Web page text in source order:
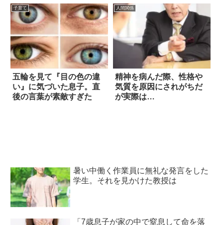
子育て
五輪を見て『目の色の違
い』に気づいた息子。直
後の言葉が素敵すぎた
人間関係
精神を病んだ際、性格や
気質を原因にされがちだ
が実際は…
暑い中働く作業員に無礼な発言をした
学生。それを見かけた教授は
「7歳息子が家の中で窒息して命を落